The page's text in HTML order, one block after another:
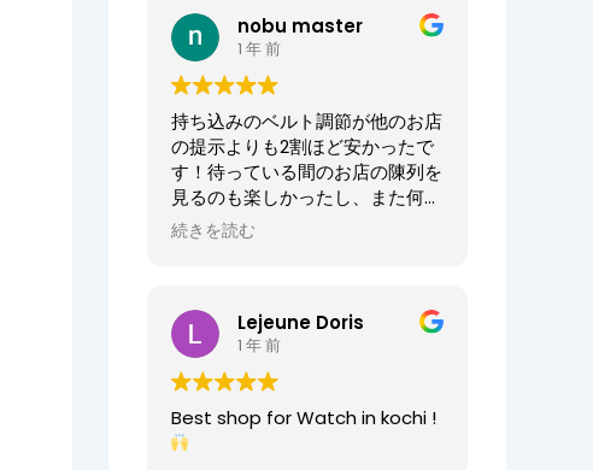
nobu master
1 年 前
持ち込みのベルト調節が他のお店
の提示よりも2割ほど安かったで
す！待っている間のお店の陳列を
見るのも楽しかったし、また何か
あればお願いしたいお店でした。
た。店員の方が親切なのに加え、
時計がお好きなのが伝わってきま
すし、寄り添った接客をしてくれ
ましたので、買い物が気持ちよく
できました。また、おすすめ通り
交換したベルトもガラッと雰囲気
続きを読む
Lejeune Doris
1 年 前
Best shop for Watch in kochi !